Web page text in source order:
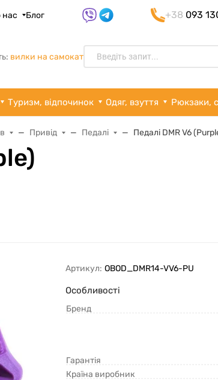
нас Блог +38 093
вилки на самокат
Туризм, відпочинок Одяг, взуття Рюкзаки,
Привід Педалі Педалі DMR V6
Артикул: OBOD_DMR14-VV6-PU
Особливості
Бренд
Гарантія
Країна виробник